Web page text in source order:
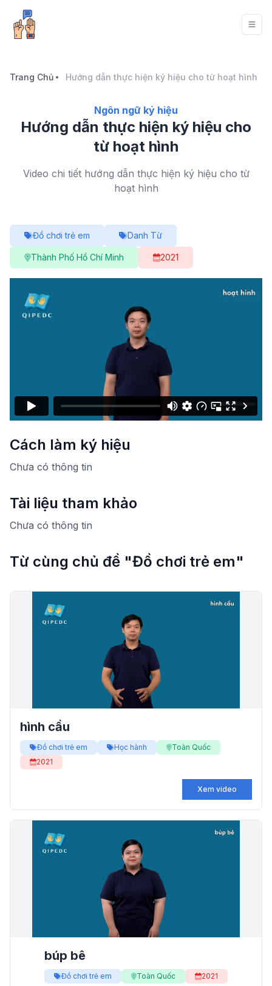
Trang Chủ Hướng dẫn thực hiện ký hiệu cho từ hoạt hình
Ngôn ngữ ký hiệu
Hướng dẫn thực hiện ký hiệu cho
từ hoạt hình
Video chi tiết hướng dẫn thực hiện ký hiệu cho từ
hoạt hình
Đồ chơi trẻ em Danh Từ
Thành Phố Hồ Chí Minh 2021
Cách làm ký hiệu
Chưa có thông tin
Tài liệu tham khảo
Chưa có thông tin
Từ cùng chủ đề "Đồ chơi trẻ em"
hình cầu
Đồ chơi trẻ em Học hành
Toàn Quốc
2021
Xem video
búp bê
Đồ chơi trẻ em Toàn Quốc 2021